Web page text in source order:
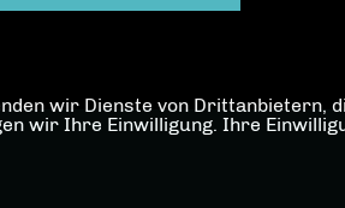
wir Dienste von Drittanbietern,
wir Ihre Einwilligung. Ihre